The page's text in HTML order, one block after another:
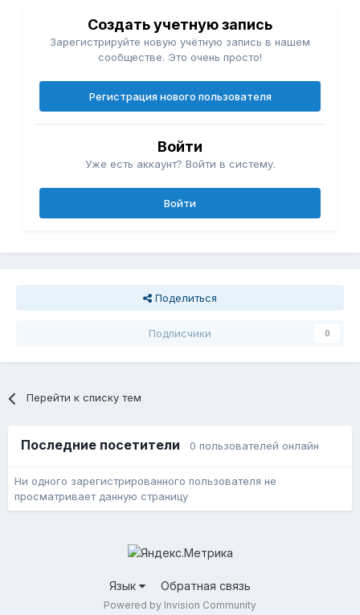
Создать учетную запись
Зарегистрируйте новую учётную запись в нашем
сообществе. Это очень просто!
Регистрация нового пользователя
Войти
Уже есть аккаунт? Войти в систему.
Войти
Поделиться
Подписчики 0
Перейти к списку тем
Последние посетители 0 пользователей онлайн
Ни одного зарегистрированного пользователя не
просматривает данную страницу
Язык Обратная связь
Powered by Invision Community